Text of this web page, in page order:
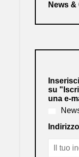
News
su
una e-